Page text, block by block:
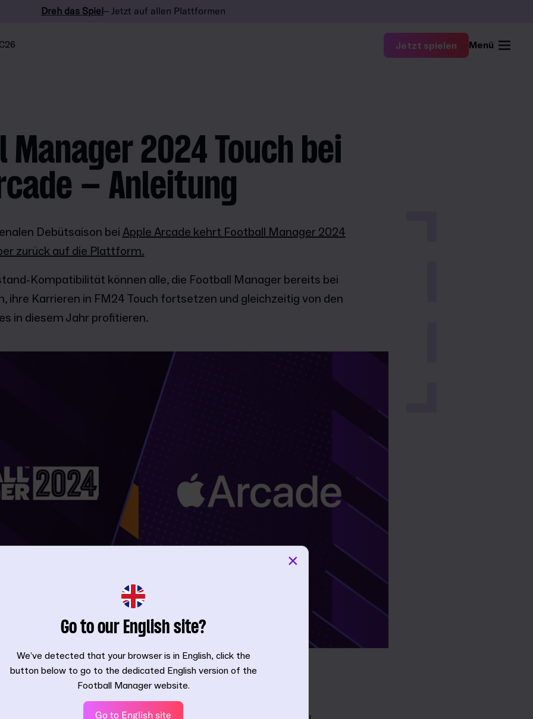
Dreh das Spiel– Jetzt auf allen Plattformen
Jetzt spielen Menü
Manager 2024 Touch bei
– Anleitung
Debütsaison beiApple Arcade kehrt Football Manager 2024
zurück auf die Plattform.
Kompatibilität können alle, die Football Manager bereits bei
ihre Karrieren in FM24 Touch fortsetzen und gleichzeitig von den
in diesem Jahr profitieren.
2024 TOUCH BEI APPLE ARCADE
sichere dir die größten Stars im Fußball.
Go to our English site?
We’ve detected that your browser is in English, click the
button below to go to the dedicated English version of the
Football Manager website.
Go to English site
×